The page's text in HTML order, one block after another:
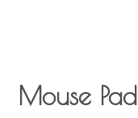
Mouse